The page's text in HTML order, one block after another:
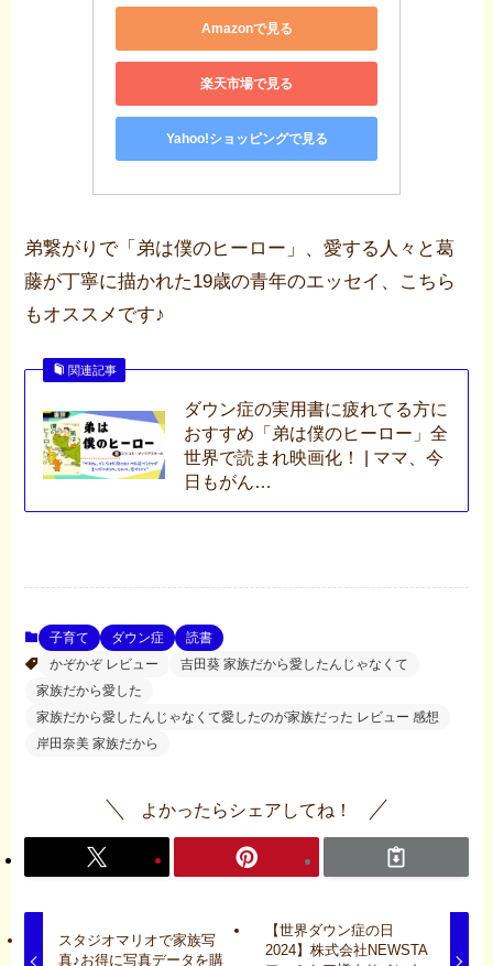
Amazonで見る
楽天市場で見る
Yahoo!ショッピングで見る
弟繋がりで「弟は僕のヒーロー」、愛する人々と葛
藤が丁寧に描かれた19歳の青年のエッセイ、こちら
もオススメです♪
関連記事
ダウン症の実用書に疲れてる方に
おすすめ「弟は僕のヒーロー」全
世界で読まれ映画化！ | ママ、今
日もがん…
子育て ダウン症
読書
かぞかぞ レビュー
吉田葵 家族だから愛したんじゃなくて
家族だから愛した
家族だから愛したんじゃなくて愛したのが家族だった レビュー 感想
岸田奈美 家族だから
よかったらシェアしてね！
スタジオマリオで家族写
真♪お得に写真データを購
【世界ダウン症の日
2024】株式会社NEWSTA